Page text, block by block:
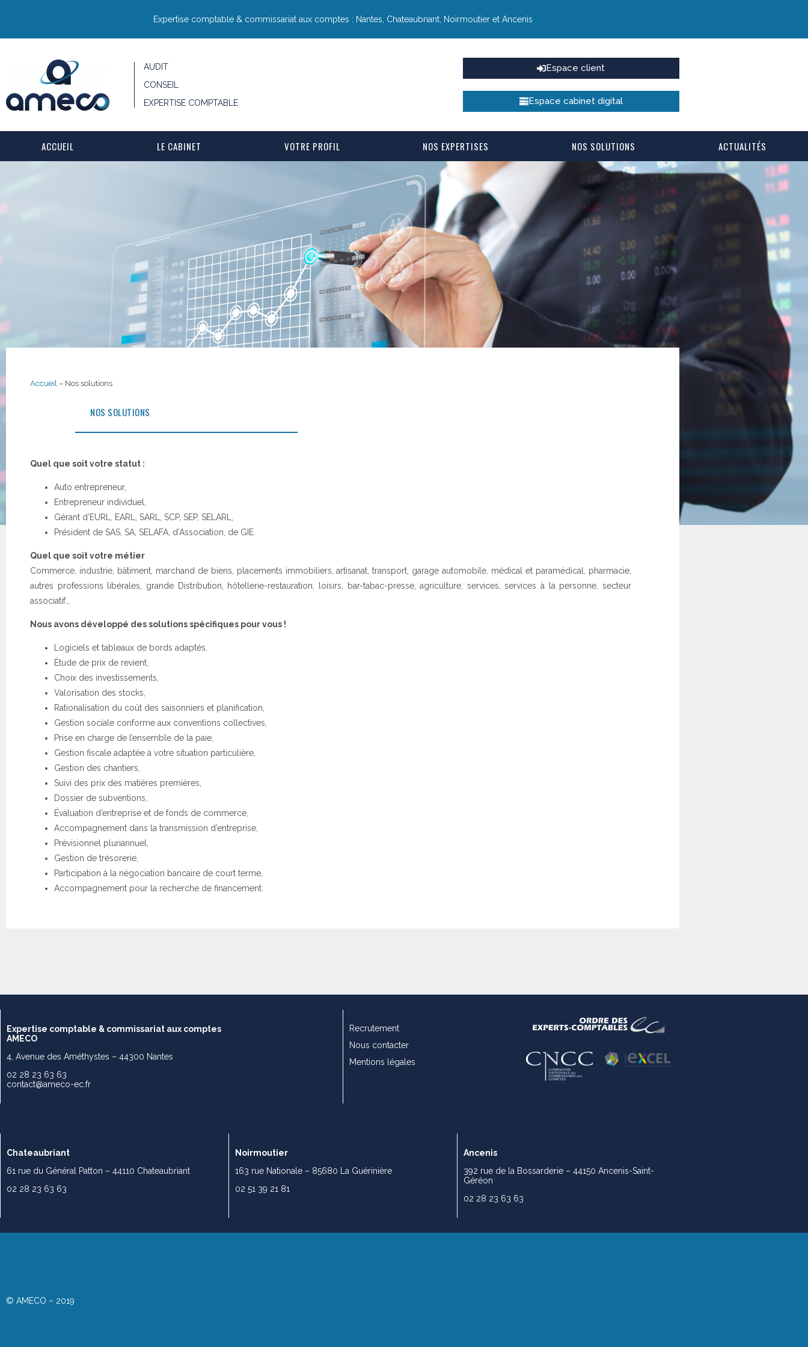
Expertise comptable & commissariat aux comptes : Nantes, Chateaubriant, Noirmoutier et Ancenis
AUDIT
CONSEIL
EXPERTISE COMPTABLE
Espace client
Espace cabinet digital
ACCUEIL LE CABINET VOTRE PROFIL NOS EXPERTISES NOS SOLUTIONS ACTUALITÉS
Accueil – Nos solutions
NOS SOLUTIONS
Quel que soit votre statut :
Auto entrepreneur,
Entrepreneur individuel,
Gérant d’EURL, EARL, SARL, SCP, SEP, SELARL,
Président de SAS, SA, SELAFA, d’Association, de GIE.
Quel que soit votre métier
Commerce, industrie, bâtiment, marchand de biens, placements immobiliers, artisanat, transport, garage automobile, médical et paramédical, pharmacie,
autres professions libérales, grande Distribution, hôtellerie-restauration, loisirs, bar-tabac-presse, agriculture, services, services à la personne, secteur
associatif…
Nous avons développé des solutions spécifiques pour vous !
Logiciels et tableaux de bords adaptés,
Étude de prix de revient,
Choix des investissements,
Valorisation des stocks,
Rationalisation du coût des saisonniers et planification,
Gestion sociale conforme aux conventions collectives,
Prise en charge de l’ensemble de la paie,
Gestion fiscale adaptée à votre situation particulière,
Gestion des chantiers,
Suivi des prix des matières premières,
Dossier de subventions,
Évaluation d’entreprise et de fonds de commerce,
Accompagnement dans la transmission d’entreprise,
Prévisionnel pluriannuel,
Gestion de trésorerie,
Participation à la négociation bancaire de court terme,
Accompagnement pour la recherche de financement.
Expertise comptable & commissariat aux comptes
AMECO
4, Avenue des Améthystes – 44300 Nantes
02 28 23 63 63
contact@ameco-ec.fr
Recrutement
Nous contacter
Mentions légales
Chateaubriant
61 rue du Général Patton – 44110 Chateaubriant
02 28 23 63 63
Noirmoutier
163 rue Nationale – 85680 La Guérinière
02 51 39 21 81
Ancenis
392 rue de la Bossarderie – 44150 Ancenis-Saint-
Géréon
02 28 23 63 63
© AMECO – 2019